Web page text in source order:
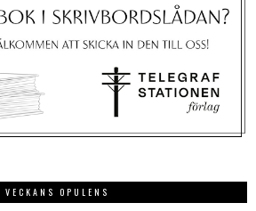
VECKANS OPULENS